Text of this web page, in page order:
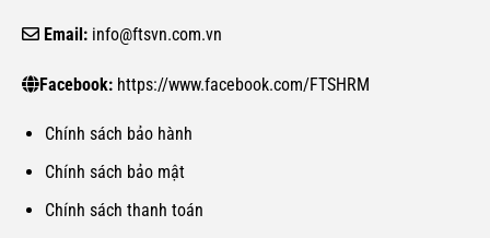
Email: info@ftsvn.com.vn
Facebook: https://www.facebook.com/FTSHRM
Chính sách bảo hành
Chính sách bảo mật
Chính sách thanh toán